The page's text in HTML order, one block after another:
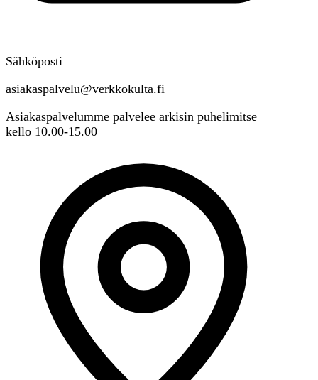
Sähköposti
asiakaspalvelu@verkkokulta.fi
Asiakaspalvelumme palvelee arkisin puhelimitse
kello 10.00-15.00